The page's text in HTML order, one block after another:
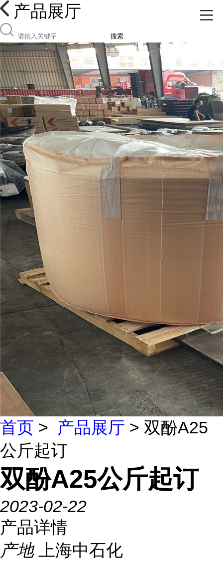
产品展厅
搜索
首页 > 产品展厅 > 双酚A25
公斤起订
双酚A25公斤起订
2023-02-22
产品详情
产地
上海中石化